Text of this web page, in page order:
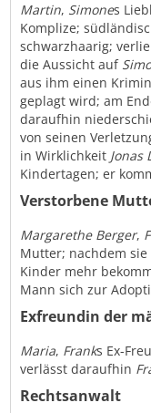
Martin, Simones
Komplize;
schwarzhaarig;
die Aussicht auf
aus ihm einen
geplagt wird; am
daraufhin
von seinen
in Wirklichkeit Jonas
Kindertagen; er
Verstorbene
Margarethe Berger,
Mutter; nachdem
Kinder mehr
Mann sich zur
Exfreundin der
Maria, Franks Ex-
verlässt daraufhin
Rechtsanwalt